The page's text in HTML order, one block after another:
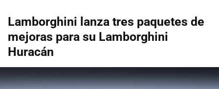
Lamborghini lanza tres paquetes de
mejoras para su Lamborghini
Huracán